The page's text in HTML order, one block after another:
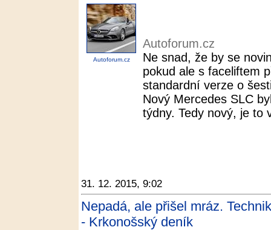
Autoforum.cz
Autoforum.cz
Ne snad, že by se
pokud ale s faceliftem
standardní verze o
Nový Mercedes SLC
týdny. Tedy nový, je to
31. 12. 2015, 9:02
Nepadá, ale přišel mráz.
- Krkonošský deník